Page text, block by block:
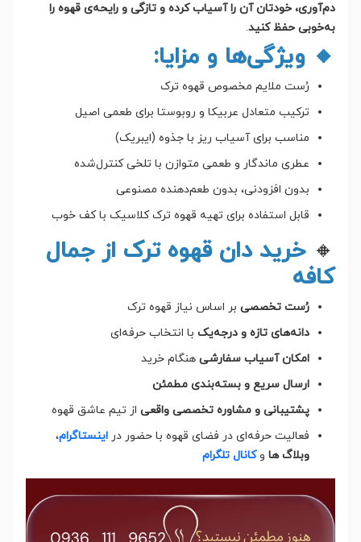
دم‌آوری، خودتان آن را آسیاب کرده و تازگی و رایحه‌ی قهوه را
به‌خوبی حفظ کنید.
🔸 ویژگی‌ها و مزایا:
رُست ملایم مخصوص قهوه ترک
ترکیب متعادل عربیکا و روبوستا برای طعمی اصیل
مناسب برای آسیاب ریز با جذوه (ایبریک)
عطری ماندگار و طعمی متوازن با تلخی کنترل‌شده
بدون افزودنی، بدون طعم‌دهنده مصنوعی
قابل استفاده برای تهیه قهوه ترک کلاسیک با کف خوب
🔸 خرید دان قهوه ترک از جمال
کافه
رُست تخصصی بر اساس نیاز قهوه ترک
دانه‌های تازه و درجه‌یک با انتخاب حرفه‌ای
امکان آسیاب سفارشی هنگام خرید
ارسال سریع و بسته‌بندی مطمئن
پشتیبانی و مشاوره تخصصی واقعی از تیم عاشق قهوه
فعالیت حرفه‌ای در فضای قهوه با حضور در اینستاگرام،
وبلاگ ها وکانال تلگرام